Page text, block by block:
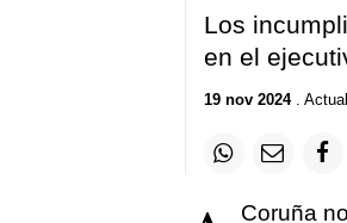
Los
en el
19 nov 2024.
Coruña